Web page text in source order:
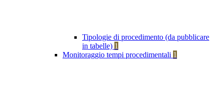
Tipologie di procedimento (da pubblicare
in tabelle) 1
Monitoraggio tempi procedimentali 1